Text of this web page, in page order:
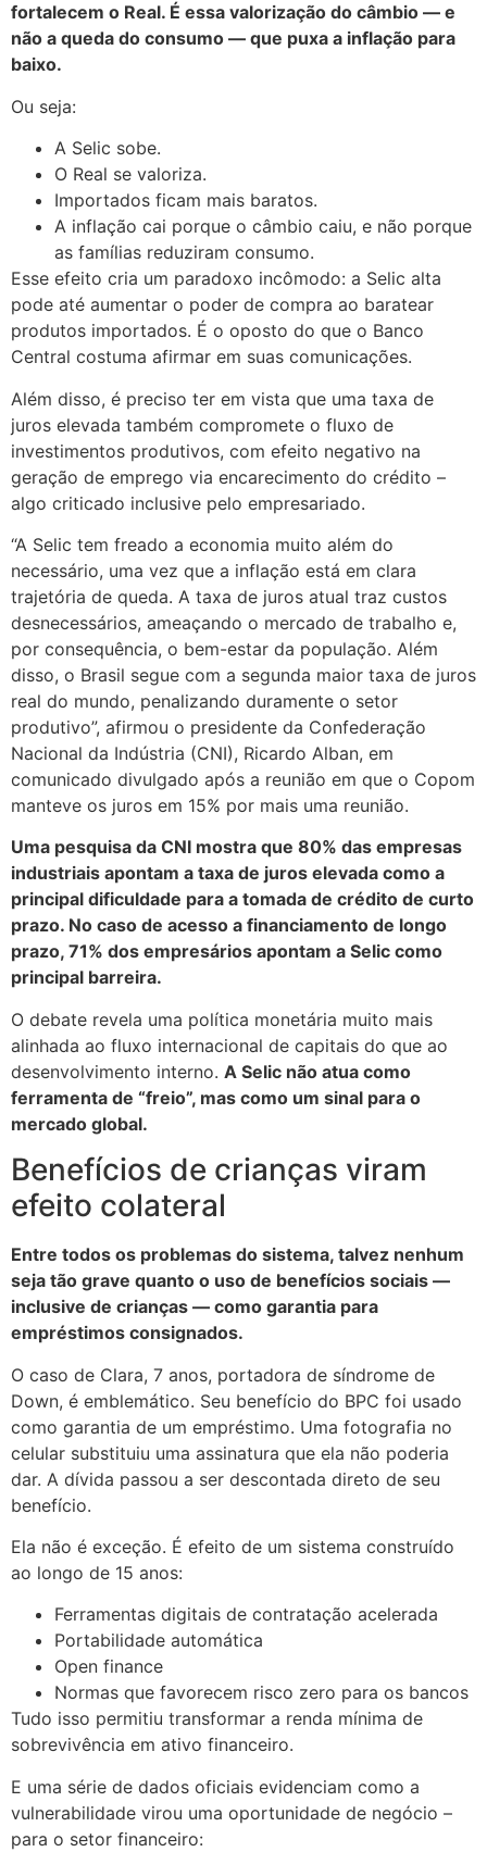
fortalecem o Real. É essa valorização do câmbio — e
não a queda do consumo — que puxa a inflação para
baixo.
Ou seja:
A Selic sobe.
O Real se valoriza.
Importados ficam mais baratos.
A inflação cai porque o câmbio caiu, e não porque
as famílias reduziram consumo.
Esse efeito cria um paradoxo incômodo: a Selic alta
pode até aumentar o poder de compra ao baratear
produtos importados. É o oposto do que o Banco
Central costuma afirmar em suas comunicações.
Além disso, é preciso ter em vista que uma taxa de
juros elevada também compromete o fluxo de
investimentos produtivos, com efeito negativo na
geração de emprego via encarecimento do crédito –
algo criticado inclusive pelo empresariado.
“A Selic tem freado a economia muito além do
necessário, uma vez que a inflação está em clara
trajetória de queda. A taxa de juros atual traz custos
desnecessários, ameaçando o mercado de trabalho e,
por consequência, o bem-estar da população. Além
disso, o Brasil segue com a segunda maior taxa de juros
real do mundo, penalizando duramente o setor
produtivo”, afirmou o presidente da Confederação
Nacional da Indústria (CNI), Ricardo Alban, em
comunicado divulgado após a reunião em que o Copom
manteve os juros em 15% por mais uma reunião.
Uma pesquisa da CNI mostra que 80% das empresas
industriais apontam a taxa de juros elevada como a
principal dificuldade para a tomada de crédito de curto
prazo. No caso de acesso a financiamento de longo
prazo, 71% dos empresários apontam a Selic como
principal barreira.
O debate revela uma política monetária muito mais
alinhada ao fluxo internacional de capitais do que ao
desenvolvimento interno. A Selic não atua como
ferramenta de “freio”, mas como um sinal para o
mercado global.
Benefícios de crianças viram
efeito colateral
Entre todos os problemas do sistema, talvez nenhum
seja tão grave quanto o uso de benefícios sociais —
inclusive de crianças — como garantia para
empréstimos consignados.
O caso de Clara, 7 anos, portadora de síndrome de
Down, é emblemático. Seu benefício do BPC foi usado
como garantia de um empréstimo. Uma fotografia no
celular substituiu uma assinatura que ela não poderia
dar. A dívida passou a ser descontada direto de seu
benefício.
Ela não é exceção. É efeito de um sistema construído
ao longo de 15 anos:
Ferramentas digitais de contratação acelerada
Portabilidade automática
Open finance
Normas que favorecem risco zero para os bancos
Tudo isso permitiu transformar a renda mínima de
sobrevivência em ativo financeiro.
E uma série de dados oficiais evidenciam como a
vulnerabilidade virou uma oportunidade de negócio –
para o setor financeiro: